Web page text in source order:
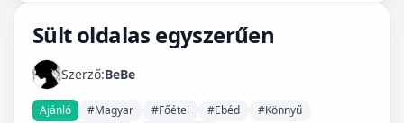
Sült oldalas egyszerűen
Szerző:BeBe
Ajánló #Magyar #Főétel #Ebéd
#Könnyű